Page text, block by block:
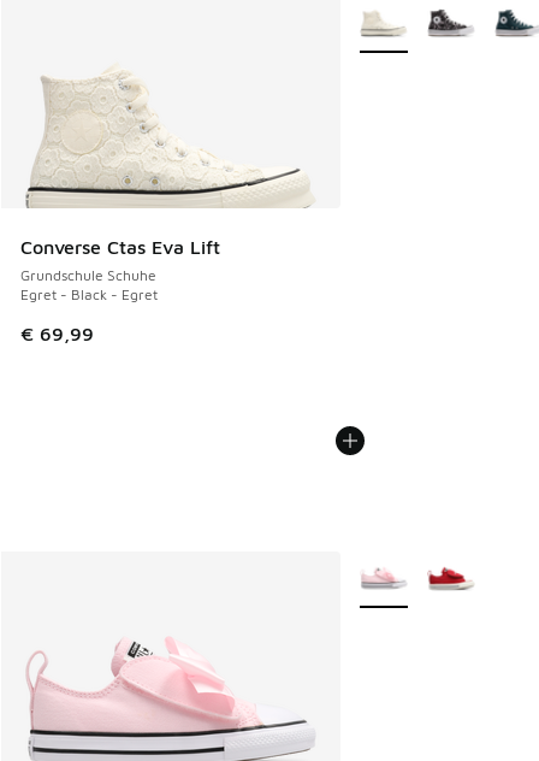
Converse Ctas Eva Lift
Grundschule Schuhe
Egret - Black - Egret
€ 69,99
Weitere Farben
Weitere Farben